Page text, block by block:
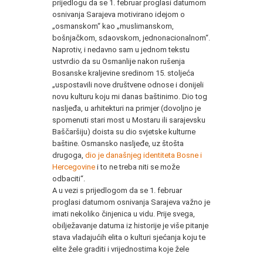
prijedlogu da se 1. februar proglasi datumom
osnivanja Sarajeva motivirano idejom o
„osmanskom“ kao „muslimanskom,
bošnjačkom, sdaovskom, jednonacionalnom“.
Naprotiv, i nedavno sam u jednom tekstu
ustvrdio da su Osmanlije nakon rušenja
Bosanske kraljevine sredinom 15. stoljeća
„uspostavili nove društvene odnose i donijeli
novu kulturu koju mi danas baštinimo. Dio tog
nasljeđa, u arhitekturi na primjer (dovoljno je
spomenuti stari most u Mostaru ili sarajevsku
Baščaršiju) doista su dio svjetske kulturne
baštine. Osmansko nasljeđe, uz štošta
drugoga, dio je današnjeg identiteta Bosne i
Hercegovine i to ne treba niti se može
odbaciti“.
A u vezi s prijedlogom da se 1. februar
proglasi datumom osnivanja Sarajeva važno je
imati nekoliko činjenica u vidu. Prije svega,
obilježavanje datuma iz historije je više pitanje
stava vladajućih elita o kulturi sjećanja koju te
elite žele graditi i vrijednostima koje žele